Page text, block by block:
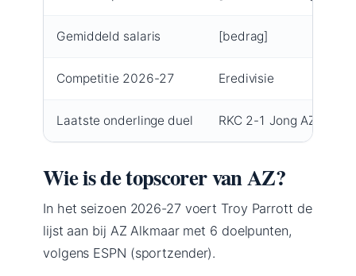
Gemiddeld salaris [bedrag]
Competitie 2026-27 Eredivisie
Laatste onderlinge duel RKC 2-1 Jong AZ (13-
Wie is de topscorer van AZ?
In het seizoen 2026-27 voert Troy Parrott de
lijst aan bij AZ Alkmaar met 6 doelpunten,
volgens ESPN (sportzender).